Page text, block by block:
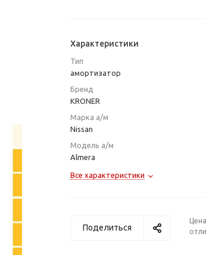
Характеристики
Тип
амортизатор
Бренд
KRONER
Марка а/м
Nissan
Модель а/м
Almera
Все характеристики
Поделиться